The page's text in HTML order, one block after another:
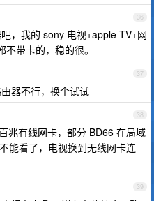
36
，我的 sony 电视+apple TV+网
带卡的，稳的很。
37
器不行，换个试试
38
兆有线网卡，部分 BD66 在局域
能看了，电视换到无线网卡连
39